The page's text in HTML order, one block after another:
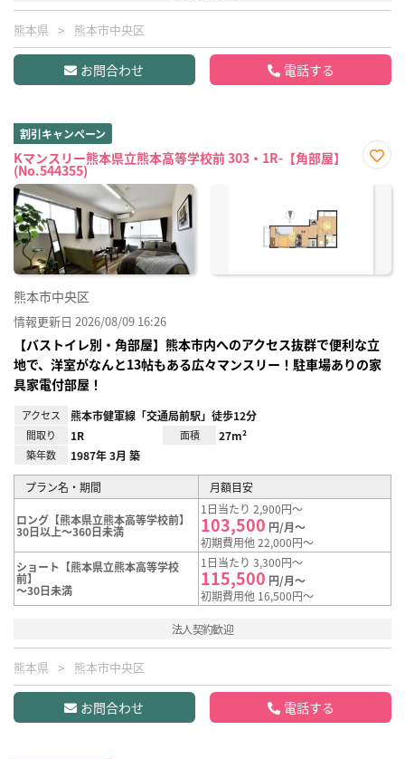
熊本県 熊本市中央区
お問合わせ 電話する
割引キャンペーン
Kマンスリー熊本県立熊本高等学校前 303・1R-【角部屋】
(No.544355)
に入
熊本市中央区
情報更新日 2026/08/09 16:26
【バストイレ別・角部屋】熊本市内へのアクセス抜群で便利な立
地で、洋室がなんと13帖もある広々マンスリー！駐車場ありの家
具家電付部屋！
アクセス 熊本市健軍線「交通局前駅」徒歩12分
間取り 1R 面積 27m²
築年数 1987年 3月 築
プラン名・期間 月額目安
ロング【熊本県立熊本高等学校前】
30日以上～360日未満
1日当たり 2,900円～
103,500 円/月～
初期費用他 22,000円～
ショート【熊本県立熊本高等学校
前】
～30日未満
1日当たり 3,300円～
115,500 円/月～
初期費用他 16,500円～
法人契約歓迎
熊本県 熊本市中央区
お問合わせ 電話する